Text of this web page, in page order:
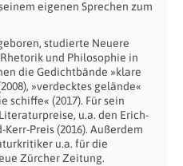
eigenen Sprechen zum
studierte Neuere
und Philosophie in
die Gedichtbände »klare
»verdecktes gelände«
schiffe« (2017). Für sein
u.a. den Erich-
Preis (2016). Außerdem
u.a. für die
Zürcher Zeitung.